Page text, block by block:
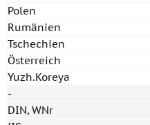
Polen
Rumänien
Tschechien
Österreich
Yuzh.Koreya
-
DIN, WNr